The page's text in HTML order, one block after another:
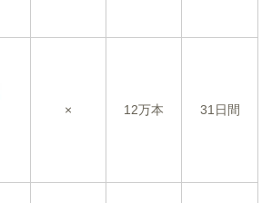
× 12万本 31日間